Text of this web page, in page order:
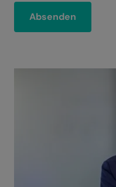
Absenden
t